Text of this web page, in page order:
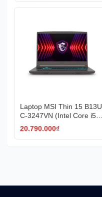
Laptop MSI Thin 15 B13U
C-3247VN (Intel Core i5-1
3420H | RTX 3050 4GB G
DDR6 | 15.6 inch FHD | 8
20.790.000₫